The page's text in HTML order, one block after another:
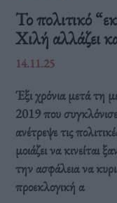
Το πολιτικό
Χιλή αλλάζει
14.11.25
Έξι χρόνια μετά τη
2019 που
ανέτρεψε τις
μοιάζει να κινείται
την ασφάλεια να
προεκλογική α